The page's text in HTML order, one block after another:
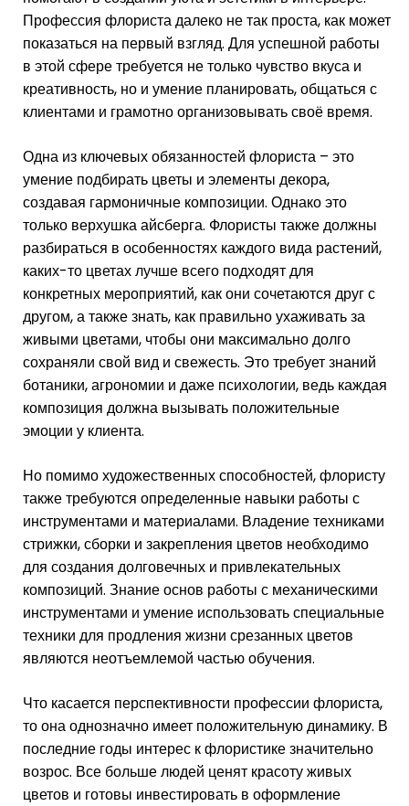
Профессия флориста далеко не так проста, как может
показаться на первый взгляд. Для успешной работы
в этой сфере требуется не только чувство вкуса и
креативность, но и умение планировать, общаться с
клиентами и грамотно организовывать своё время.
Одна из ключевых обязанностей флориста – это
умение подбирать цветы и элементы декора,
создавая гармоничные композиции. Однако это
только верхушка айсберга. Флористы также должны
разбираться в особенностях каждого вида растений,
каких-то цветах лучше всего подходят для
конкретных мероприятий, как они сочетаются друг с
другом, а также знать, как правильно ухаживать за
живыми цветами, чтобы они максимально долго
сохраняли свой вид и свежесть. Это требует знаний
ботаники, агрономии и даже психологии, ведь каждая
композиция должна вызывать положительные
эмоции у клиента.
Но помимо художественных способностей, флористу
также требуются определенные навыки работы с
инструментами и материалами. Владение техниками
стрижки, сборки и закрепления цветов необходимо
для создания долговечных и привлекательных
композиций. Знание основ работы с механическими
инструментами и умение использовать специальные
техники для продления жизни срезанных цветов
являются неотъемлемой частью обучения.
Что касается перспективности профессии флориста,
то она однозначно имеет положительную динамику. В
последние годы интерес к флористике значительно
возрос. Все больше людей ценят красоту живых
цветов и готовы инвестировать в оформление